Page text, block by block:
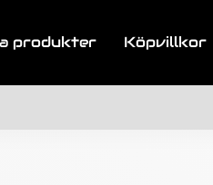
produkter Köpvillkor